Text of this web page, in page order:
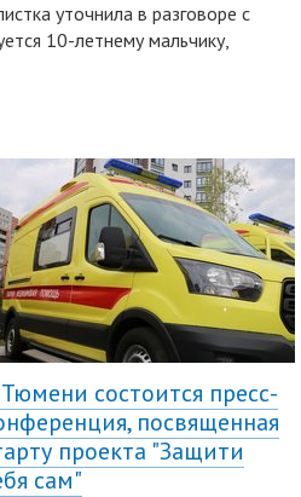
уточнила в разговоре с
10-летнему мальчику,
состоится пресс-
посвященная
проекта "Защити
сам"